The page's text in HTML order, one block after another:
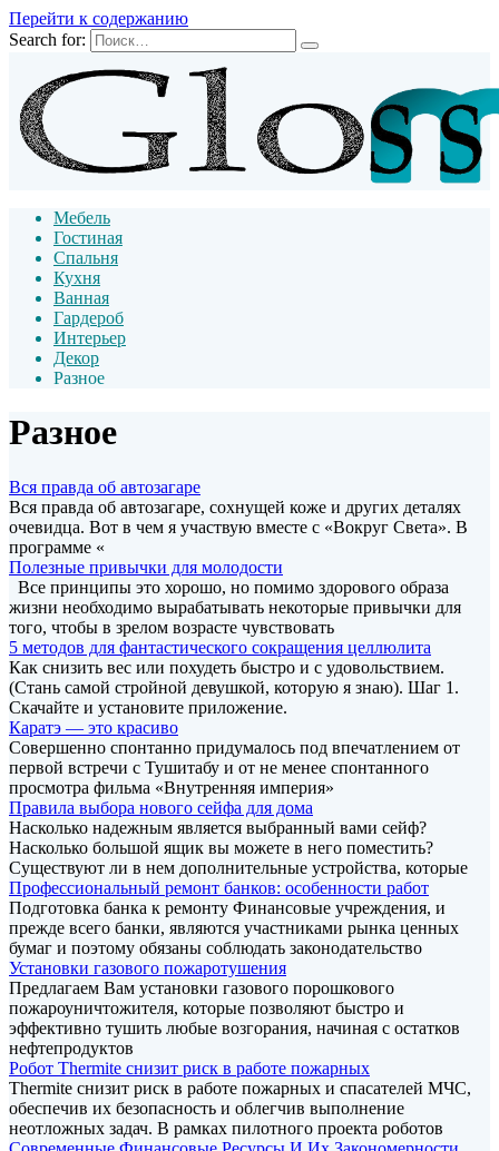
Перейти к содержанию
Search for:
Мебель
Гостиная
Спальня
Кухня
Ванная
Гардероб
Интерьер
Декор
Разное
Разное
Вся правда об автозагаре
Вся правда об автозагаре, сохнущей коже и других деталях
очевидца. Вот в чем я участвую вместе с «Вокруг Света». В
программе «
Полезные привычки для молодости
Все принципы это хорошо, но помимо здорового образа
жизни необходимо вырабатывать некоторые привычки для
того, чтобы в зрелом возрасте чувствовать
5 методов для фантастического сокращения целлюлита
Как снизить вес или похудеть быстро и с удовольствием.
(Стань самой стройной девушкой, которую я знаю). Шаг 1.
Скачайте и установите приложение.
Каратэ — это красиво
Совершенно спонтанно придумалось под впечатлением от
первой встречи с Тушитабу и от не менее спонтанного
просмотра фильма «Внутренняя империя»
Правила выбора нового сейфа для дома
Насколько надежным является выбранный вами сейф?
Насколько большой ящик вы можете в него поместить?
Существуют ли в нем дополнительные устройства, которые
Профессиональный ремонт банков: особенности работ
Подготовка банка к ремонту Финансовые учреждения, и
прежде всего банки, являются участниками рынка ценных
бумаг и поэтому обязаны соблюдать законодательство
Установки газового пожаротушения
Предлагаем Вам установки газового порошкового
пожароуничтожителя, которые позволяют быстро и
эффективно тушить любые возгорания, начиная с остатков
нефтепродуктов
Робот Thermite снизит риск в работе пожарных
Thermite снизит риск в работе пожарных и спасателей МЧС,
обеспечив их безопасность и облегчив выполнение
неотложных задач. В рамках пилотного проекта роботов